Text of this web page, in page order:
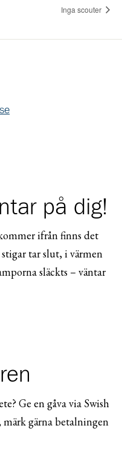
Inga scouter
på dig!
ifrån finns det
tar slut, i värmen
släckts – väntar
Ge en gåva via Swish
gärna betalningen